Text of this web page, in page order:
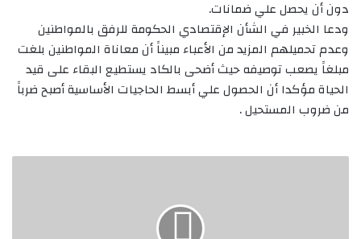
دون أن يحصل علي ضمانات.
ودعا الخبير في الشأن الإقتصادي الحكومة للرفق بالمواطنين
وعدم تحميلهم المزيد من الأعباء مبيناََ أن معاناة المواطنين بلغت
مبلغاََ يصعب توصيفه حيث أضحى بالكاد يستطيع البقاء على قيد
الحياة مؤكدا أن الحصول علي أبسط الحاجيات الأساسية أصبح ضرباََ
من ضروب المستحيل .
خبير